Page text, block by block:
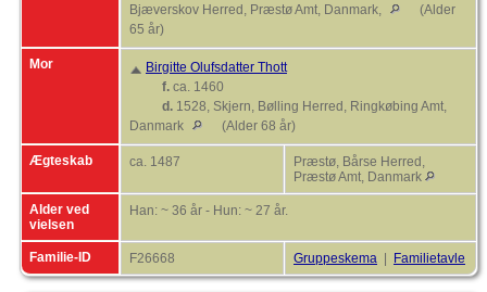
Bjæverskov Herred, Præstø Amt, Danmark,
(Alder
65 år)
Mor
Birgitte Olufsdatter Thott
f. ca. 1460
d. 1528, Skjern, Bølling Herred, Ringkøbing Amt,
Danmark
(Alder 68 år)
Ægteskab ca. 1487
Præstø, Bårse Herred,
Præstø Amt, Danmark
Alder ved
vielsen
Han: ~ 36 år - Hun: ~ 27 år.
Familie-ID F26668 Gruppeskema Familietavle